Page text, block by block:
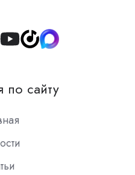
Join
Slack
по сайту